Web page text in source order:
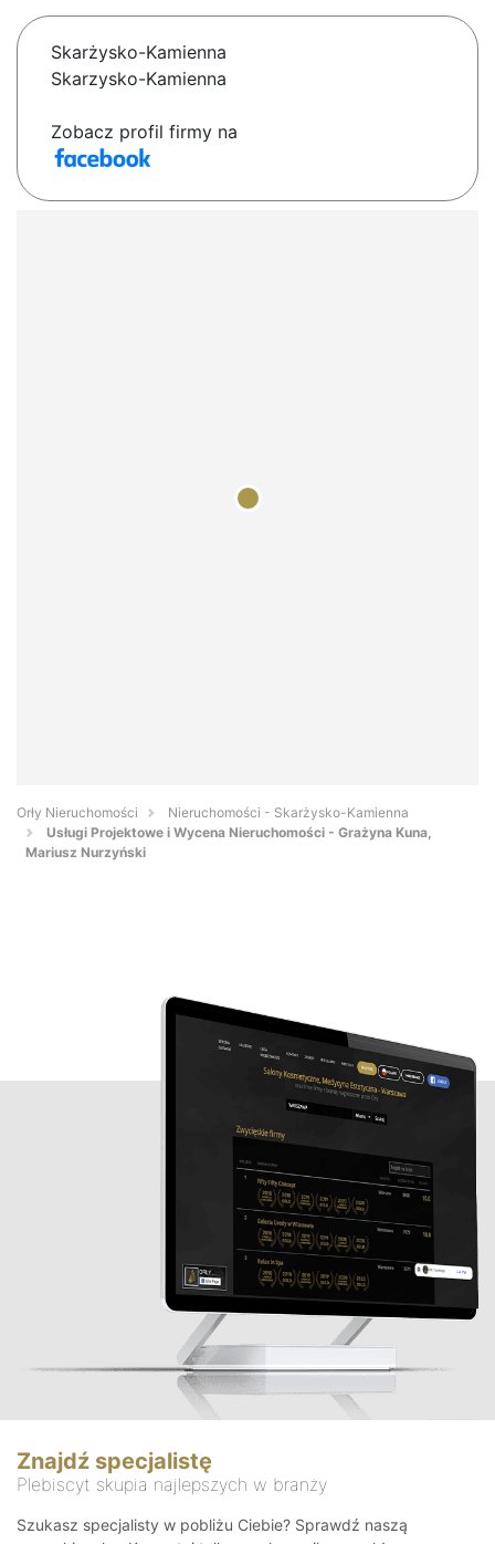
Skarżysko-Kamienna
Skarzysko-Kamienna
Zobacz profil firmy na
Orły Nieruchomości
Nieruchomości - Skarżysko-Kamienna
Usługi Projektowe i Wycena Nieruchomości - Grażyna Kuna,
Mariusz Nurzyński
Znajdź specjalistę
Plebiscyt skupia najlepszych w branży
Szukasz specjalisty w pobliżu Ciebie? Sprawdź naszą